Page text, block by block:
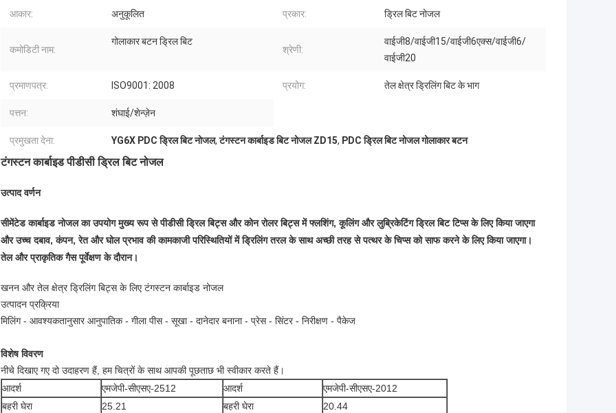
आकार: अनुकूलित प्रकार: ड्रिल बिट नोजल
कमोडिटी नाम:
गोलाकार बटन ड्रिल बिट
श्रेणी:
वाईजी8/वाईजी15/वाईजी6एक्स/वाईजी6/
वाईजी20
प्रमाणपत्र: ISO9001: 2008 प्रयोग: तेल क्षेत्र ड्रिलिंग बिट के भाग
पत्तन: शंघाई/शेन्ज़ेन
प्रमुखता देना: YG6X PDC ड्रिल बिट नोजल,टंगस्टन कार्बाइड बिट नोजल ZD15, PDC ड्रिल बिट नोजल गोलाकार बटन
टंगस्टन कार्बाइड पीडीसी ड्रिल बिट नोजल
उत्पाद वर्णन
सीमेंटेड कार्बाइड नोजल का उपयोग मुख्य रूप से पीडीसी ड्रिल बिट्स और कोन रोलर बिट्स में फ्लशिंग, कूलिंग और लुब्रिकेटिंग ड्रिल बिट टिप्स के लिए किया जाएगा
और उच्च दबाव, कंपन, रेत और घोल प्रभाव की कामकाजी परिस्थितियों में ड्रिलिंग तरल के साथ अच्छी तरह से पत्थर के चिप्स को साफ करने के लिए किया जाएगा।
तेल और प्राकृतिक गैस पूर्वेक्षण के दौरान।
खनन और तेल क्षेत्र ड्रिलिंग बिट्स के लिए टंगस्टन कार्बाइड नोजल
उत्पादन प्रक्रिया
मिलिंग - आवश्यकतानुसार आनुपातिक - गीला पीस - सूखा - दानेदार बनाना - प्रेस - सिंटर - निरीक्षण - पैकेज
विशेष विवरण
नीचे दिखाए गए दो उदाहरण हैं, हम चित्रों के साथ आपकी पूछताछ भी स्वीकार करते हैं।
आदर्श
एमजेपी-सीएसए-2512 आदर्श
एमजेपी-सीएसए-2012
बहरी घेरा
25.21 बहरी घेरा
20.44